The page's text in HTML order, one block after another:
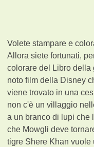
Volete stampare e
Allora siete fortunati,
colorare del Libro della
noto film della Disney
viene trovato in una
non c'è un villaggio
a un branco di lupi che
che Mowgli deve
tigre Shere Khan